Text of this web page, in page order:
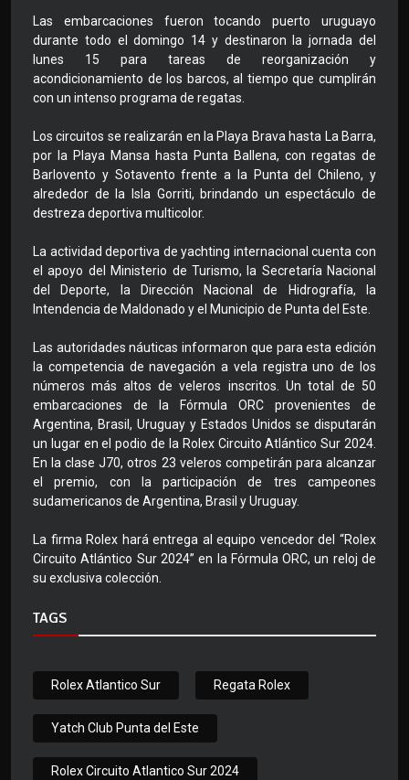
Las embarcaciones fueron tocando puerto uruguayo
durante todo el domingo 14 y destinaron la jornada del
lunes 15 para tareas de reorganización y
acondicionamiento de los barcos, al tiempo que cumplirán
con un intenso programa de regatas.
Los circuitos se realizarán en la Playa Brava hasta La Barra,
por la Playa Mansa hasta Punta Ballena, con regatas de
Barlovento y Sotavento frente a la Punta del Chileno, y
alrededor de la Isla Gorriti, brindando un espectáculo de
destreza deportiva multicolor.
La actividad deportiva de yachting internacional cuenta con
el apoyo del Ministerio de Turismo, la Secretaría Nacional
del Deporte, la Dirección Nacional de Hidrografía, la
Intendencia de Maldonado y el Municipio de Punta del Este.
Las autoridades náuticas informaron que para esta edición
la competencia de navegación a vela registra uno de los
números más altos de veleros inscritos. Un total de 50
embarcaciones de la Fórmula ORC provenientes de
Argentina, Brasil, Uruguay y Estados Unidos se disputarán
un lugar en el podio de la Rolex Circuito Atlántico Sur 2024.
En la clase J70, otros 23 veleros competirán para alcanzar
el premio, con la participación de tres campeones
sudamericanos de Argentina, Brasil y Uruguay.
La firma Rolex hará entrega al equipo vencedor del “Rolex
Circuito Atlántico Sur 2024” en la Fórmula ORC, un reloj de
su exclusiva colección.
TAGS
Rolex Atlantico Sur Regata Rolex
Yatch Club Punta del Este
Rolex Circuito Atlantico Sur 2024